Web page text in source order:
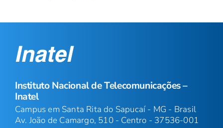
Instituto Nacional de Telecomunicações –
Inatel
Campus em Santa Rita do Sapucaí - MG - Brasil
Av. João de Camargo, 510 - Centro - 37536-001